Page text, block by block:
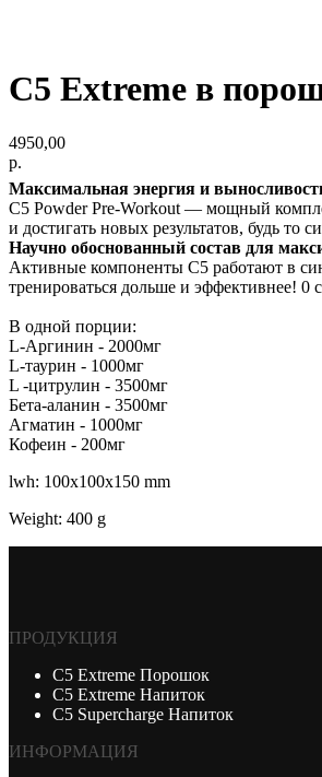
С5 Extreme в
4950,00
р.
Максимальная энергия и
C5 Powder Pre-Workout — мощный
и достигать новых результатов, будь
Научно обоснованный состав для
Активные компоненты C5 работают в
тренироваться дольше и эффективнее! 0
В одной порции:
L-Аргинин - 2000мг
L-таурин - 1000мг
L -цитрулин - 3500мг
Бета-аланин - 3500мг
Агматин - 1000мг
Кофеин - 200мг
lwh: 100x100x150 mm
Weight: 400 g
ПРОДУКЦИЯ
С5 Extreme Порошок
С5 Extreme Напиток
С5 Supercharge Напиток
ИНФОРМАЦИЯ